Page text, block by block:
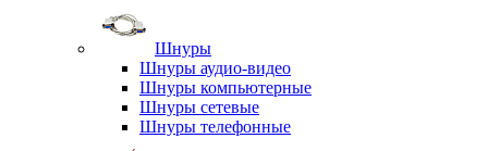
Шнуры
Шнуры аудио-видео
Шнуры компьютерные
Шнуры сетевые
Шнуры телефонные